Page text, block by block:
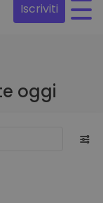
Iscriviti
oggi